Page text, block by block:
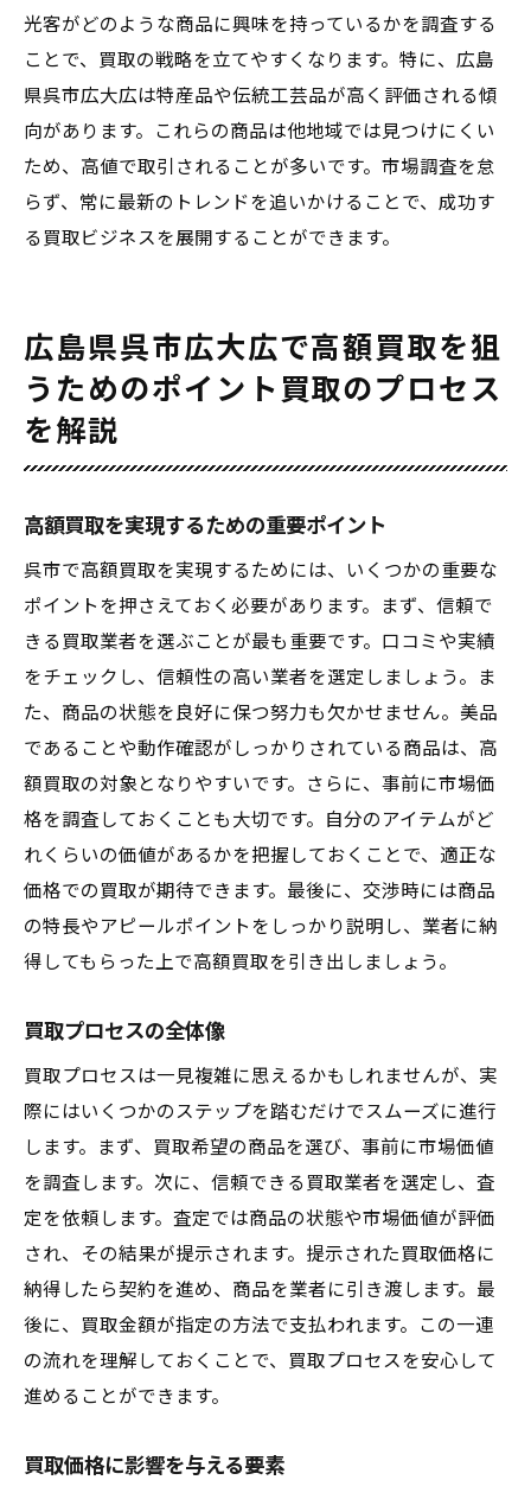
光客がどのような商品に興味を持っているかを調査する
ことで、買取の戦略を立てやすくなります。特に、広島
県呉市広大広は特産品や伝統工芸品が高く評価される傾
向があります。これらの商品は他地域では見つけにくい
ため、高値で取引されることが多いです。市場調査を怠
らず、常に最新のトレンドを追いかけることで、成功す
る買取ビジネスを展開することができます。
広島県呉市広大広で高額買取を狙
うためのポイント買取のプロセス
を解説
高額買取を実現するための重要ポイント
呉市で高額買取を実現するためには、いくつかの重要な
ポイントを押さえておく必要があります。まず、信頼で
きる買取業者を選ぶことが最も重要です。口コミや実績
をチェックし、信頼性の高い業者を選定しましょう。ま
た、商品の状態を良好に保つ努力も欠かせません。美品
であることや動作確認がしっかりされている商品は、高
額買取の対象となりやすいです。さらに、事前に市場価
格を調査しておくことも大切です。自分のアイテムがど
れくらいの価値があるかを把握しておくことで、適正な
価格での買取が期待できます。最後に、交渉時には商品
の特長やアピールポイントをしっかり説明し、業者に納
得してもらった上で高額買取を引き出しましょう。
買取プロセスの全体像
買取プロセスは一見複雑に思えるかもしれませんが、実
際にはいくつかのステップを踏むだけでスムーズに進行
します。まず、買取希望の商品を選び、事前に市場価値
を調査します。次に、信頼できる買取業者を選定し、査
定を依頼します。査定では商品の状態や市場価値が評価
され、その結果が提示されます。提示された買取価格に
納得したら契約を進め、商品を業者に引き渡します。最
後に、買取金額が指定の方法で支払われます。この一連
の流れを理解しておくことで、買取プロセスを安心して
進めることができます。
買取価格に影響を与える要素